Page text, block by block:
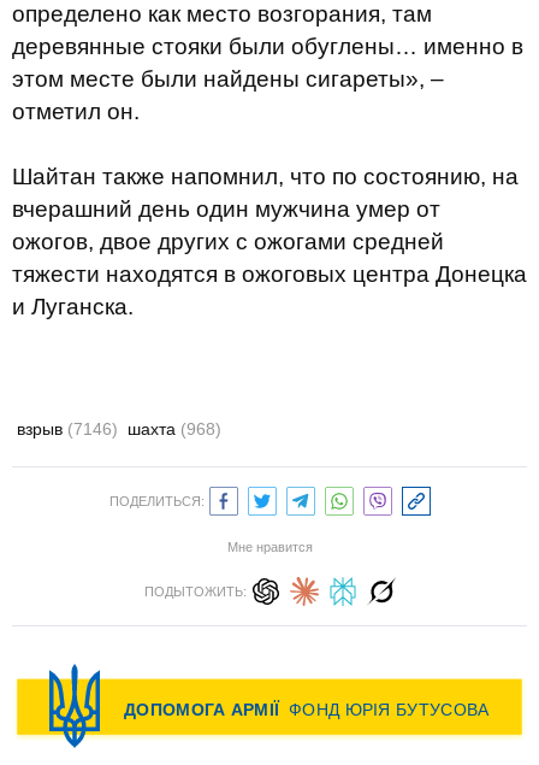
определено как место возгорания, там
деревянные стояки были обуглены… именно в
этом месте были найдены сигареты», –
отметил он.
Шайтан также напомнил, что по состоянию, на
вчерашний день один мужчина умер от
ожогов, двое других с ожогами средней
тяжести находятся в ожоговых центра Донецка
и Луганска.
взрыв (7146) шахта (968)
ПОДЕЛИТЬСЯ:
Мне нравится
ПОДЫТОЖИТЬ: